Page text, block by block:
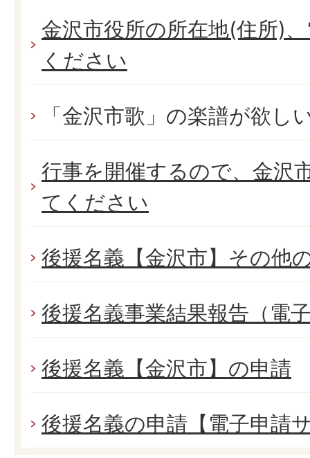
金沢市役所の所在地(住所)
ください
「金沢市歌」の楽譜が欲し
行事を開催するので、金沢
てください
後援名義【金沢市】その他
後援名義事業結果報告（電
後援名義【金沢市】の申請
後援名義の申請【電子申請